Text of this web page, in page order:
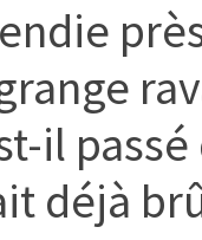
il
déjà